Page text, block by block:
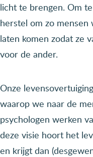
licht te brengen. Om
herstel om zo
laten komen zodat ze
voor de ander.
Onze
waarop we naar de
psychologen werken
deze visie hoort het
en krijgt dan